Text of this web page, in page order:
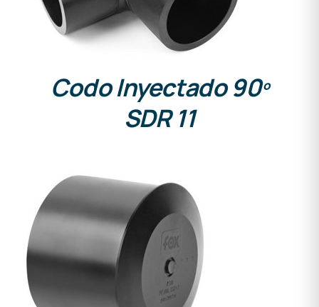
Codo Inyectado 90º
SDR 11